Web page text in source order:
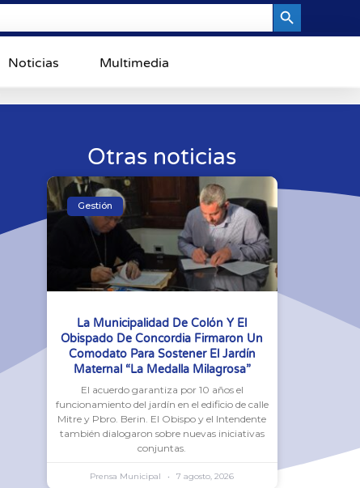
Noticias Multimedia
Otras noticias
Gestión
La Municipalidad De Colón Y El
Obispado De Concordia Firmaron Un
Comodato Para Sostener El Jardín
Maternal “La Medalla Milagrosa”
El acuerdo garantiza por 10 años el
funcionamiento del jardín en el edificio de calle
Mitre y Pbro. Berin. El Obispo y el Intendente
también dialogaron sobre nuevas iniciativas
conjuntas.
Prensa Municipal 7 agosto, 2026